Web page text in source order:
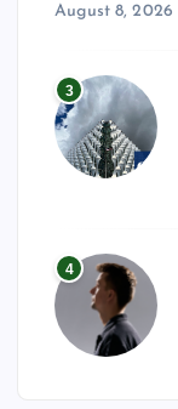
August 8, 2026
3
4